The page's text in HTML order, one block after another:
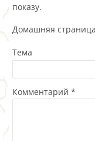
показу.
Домашняя страница
Тема
Комментарий *